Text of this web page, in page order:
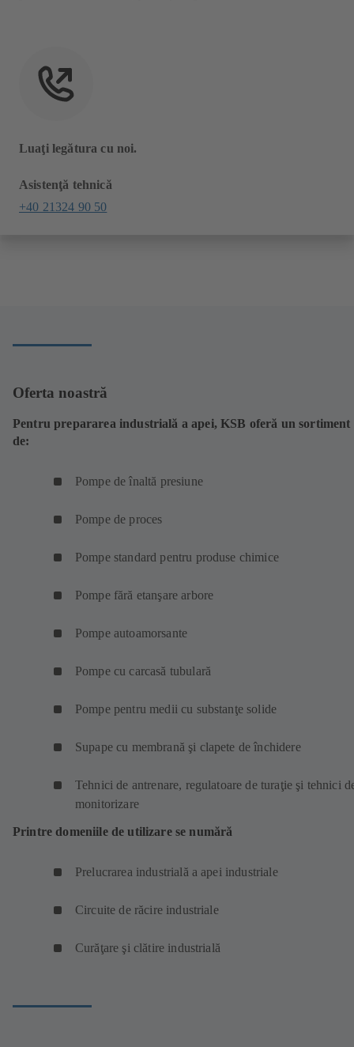
Luaţi legătura cu noi.
Asistenţă tehnică
+40 21324 90 50
Oferta noastră
Pentru prepararea industrială a apei, KSB oferă un sortiment
de:
Pompe de înaltă presiune
Pompe de proces
Pompe standard pentru produse chimice
Pompe fără etanşare arbore
Pompe autoamorsante
Pompe cu carcasă tubulară
Pompe pentru medii cu substanţe solide
Supape cu membrană şi clapete de închidere
Tehnici de antrenare, regulatoare de turaţie şi tehnici
monitorizare
Printre domeniile de utilizare se numără
Prelucrarea industrială a apei industriale
Circuite de răcire industriale
Curăţare şi clătire industrială